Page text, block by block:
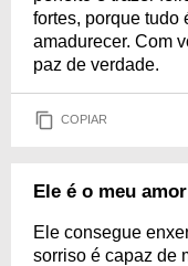
fortes, porque tudo
amadurecer. Com
paz de verdade.
COPIAR
Ele é o meu amor
Ele consegue
sorriso é capaz de